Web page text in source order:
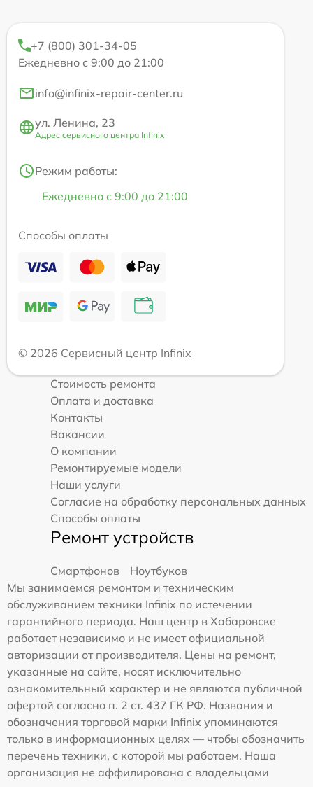
+7 (800) 301-34-05
Ежедневно с 9:00 до 21:00
info@infinix-repair-center.ru
ул. Ленина, 23
Адрес сервисного центра Infinix
Режим работы:
Ежедневно с 9:00 до 21:00
Способы оплаты
© 2026 Сервисный центр Infinix
Стоимость ремонта
Оплата и доставка
Контакты
Вакансии
О компании
Ремонтируемые модели
Наши услуги
Согласие на обработку персональных данных
Способы оплаты
Ремонт устройств
Смартфонов
Ноутбуков
Мы занимаемся ремонтом и техническим
обслуживанием техники Infinix по истечении
гарантийного периода. Наш центр в Хабаровске
работает независимо и не имеет официальной
авторизации от производителя. Цены на ремонт,
указанные на сайте, носят исключительно
ознакомительный характер и не являются публичной
офертой согласно п. 2 ст. 437 ГК РФ. Названия и
обозначения торговой марки Infinix упоминаются
только в информационных целях — чтобы обозначить
перечень техники, с которой мы работаем. Наша
организация не аффилирована с владельцами